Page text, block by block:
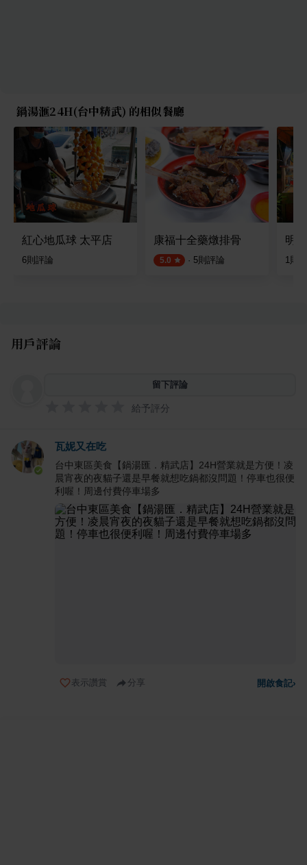
鍋湯滙24H(台中精武) 的相似餐廳
紅心地瓜球 太平店
6則評論
康福十全藥燉排骨
5.0 · 5則評論
明
1則
用戶評論
留下評論
給予評分
瓦妮又在吃
台中東區美食【鍋湯匯．精武店】24H營業就是方便！凌
晨宵夜的夜貓子還是早餐就想吃鍋都沒問題！停車也很便
利喔！周邊付費停車場多
表示讚賞 分享 開啟食記›